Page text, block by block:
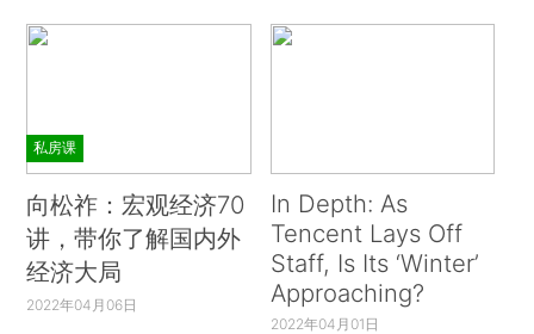
私房课
向松祚：宏观经济70
讲，带你了解国内外
经济大局
2022年04月06日
In Depth: As
Tencent Lays Off
Staff, Is Its ‘Winter’
Approaching?
2022年04月01日